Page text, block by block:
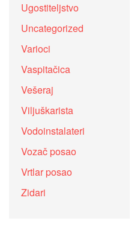
Ugostiteljstvo
Uncategorized
Varioci
Vaspitačica
Vešeraj
Viljuškarista
Vodoinstalateri
Vozač posao
Vrtlar posao
Zidari